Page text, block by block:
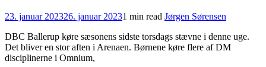
23. januar 202326. januar 20231 min read Jørgen Sørensen
DBC Ballerup køre sæsonens sidste torsdags stævne i denne uge.
Det bliver en stor aften i Arenaen. Børnene køre flere af DM
disciplinerne i Omnium,